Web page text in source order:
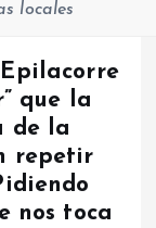
locales
que la
de la
repetir
nos toca